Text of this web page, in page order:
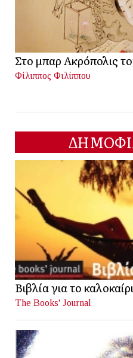
Στο μπαρ Ακρόπολις
Φίλιππος Φιλίππου
Βιβλία για το
The Books' Journal